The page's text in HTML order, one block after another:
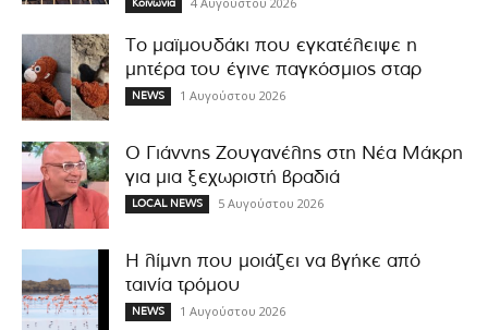
Κοινωνία
Το μαϊμουδάκι που εγκατέλειψε η
μητέρα του έγινε παγκόσμιος σταρ
NEWS 1 Αυγούστου 2026
Ο Γιάννης Ζουγανέλης στη Νέα Μάκρη
για μια ξεχωριστή βραδιά
LOCAL NEWS 5 Αυγούστου 2026
Η λίμνη που μοιάζει να βγήκε από
ταινία τρόμου
NEWS 1 Αυγούστου 2026